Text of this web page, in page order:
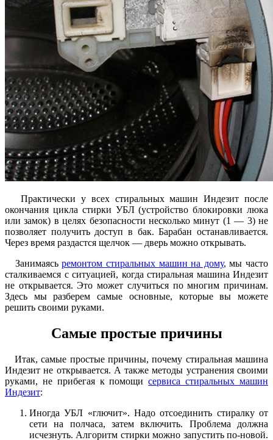
Практически у всех стиральных машин Индезит после
окончания цикла стирки УБЛ (устройство блокировки люка
или замок) в целях безопасности несколько минут (1 — 3) не
позволяет получить доступ в бак. Барабан останавливается.
Через время раздастся щелчок — дверь можно открывать.
Занимаясьремонтом стиральных машин на дому, мы часто
сталкиваемся с ситуацией, когда стиральная машина Индезит
не открывается. Это может случиться по многим причинам.
Здесь мы разберем самые основные, которые вы можете
решить своими руками.
Самые простые причины
Итак, самые простые причины, почему стиральная машина
Индезит не открывается. А также методы устранения своими
руками, не прибегая к помощисервиса стиральных машин
Индезит:
Иногда УБЛ «глючит». Надо отсоединить стиралку от
сети на полчаса, затем включить. Проблема должна
исчезнуть. Алгоритм стирки можно запустить по-новой.